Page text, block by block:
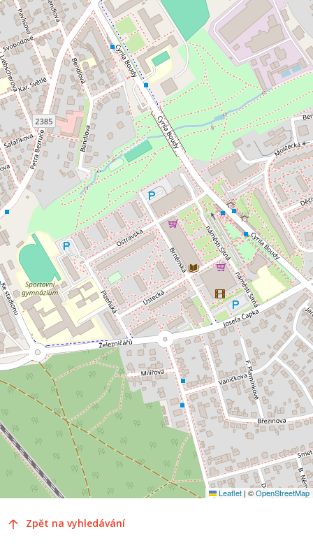
Leaflet | ©OpenStreetMap
Zpět na vyhledávání